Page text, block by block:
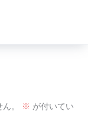
。 ※ が付いてい